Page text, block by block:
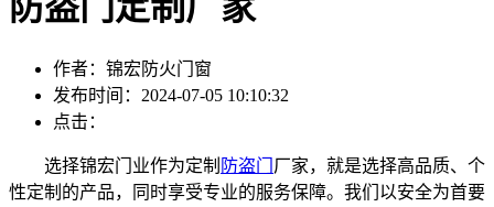
防盗门定制厂家
作者：锦宏防火门窗
发布时间：2024-07-05 10:10:32
点击：
选择锦宏门业作为定制 防盗门 厂家，就是选择高品质、个
性定制的产品，同时享受专业的服务保障。我们以安全为首要